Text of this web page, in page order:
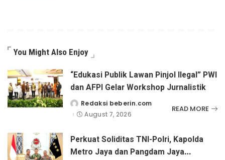
You Might Also Enjoy
“Edukasi Publik Lawan Pinjol Ilegal” PWI
dan AFPI Gelar Workshop Jurnalistik
Posted
by
Redaksi beberin.com
August 7, 2026
READ MORE
Perkuat Soliditas TNI-Polri, Kapolda
Metro Jaya dan Pangdam Jaya